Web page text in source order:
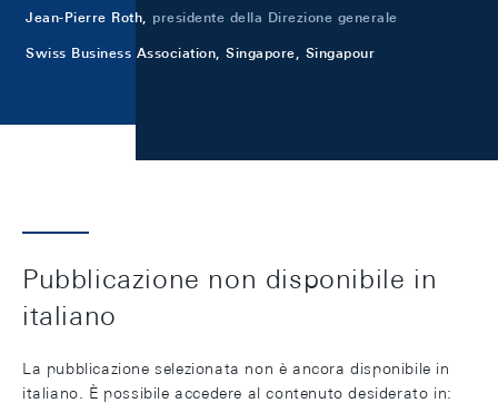
Jean-Pierre Roth, presidente della Direzione generale
Swiss Business Association, Singapore, Singapour
Pubblicazione non disponibile in
italiano
La pubblicazione selezionata non è ancora disponibile in
italiano. È possibile accedere al contenuto desiderato in: